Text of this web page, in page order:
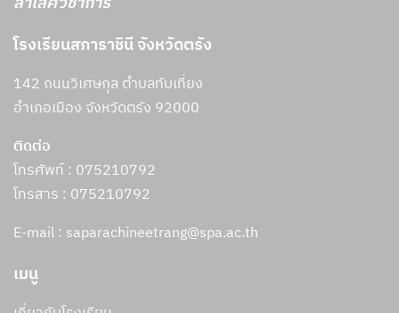
โรงเรียนสภาราชินี จังหวัดตรัง
142 ถนนวิเศษกุล ตำบลทับเที่ยง
อำเภอเมือง จังหวัดตรัง 92000
ติดต่อ
โทรศัพท์ : 075210792
โทรสาร : 075210792
E-mail : saparachineetrang@spa.ac.th
เมนู